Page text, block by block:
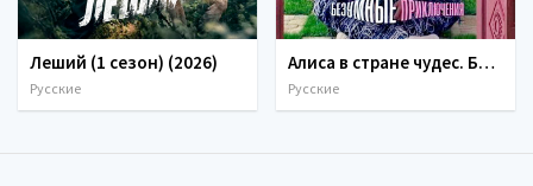
Леший (1 сезон) (2026)
Русские
Алиса в стране чудес. Безумные приключения (1 сезон) (2026)
Русские